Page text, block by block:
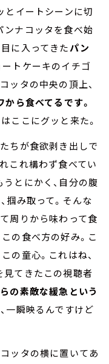
とイートシーンに切
ンナコッタを食べ始
に入ってきたパン
ートケーキのイチゴ
ッタの中央の頂上、
から食べてるです。
ここにグッと来た。
ちが食欲剥き出しで
これ構わず食べてい
とにかく、自分の腹
掴み取って。そんな
周りから味わって食
の食べ方の好み。こ
の童心。これはね、
見てきたこの視聴者
の素敵な緩急という
一瞬映るんですけど
ッタの横に置いてあ